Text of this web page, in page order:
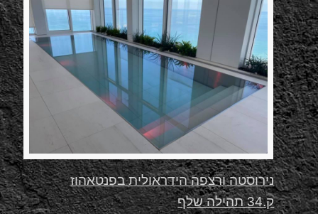
נירוסטה ורצפה הידראולית בפנטאהוז
ק.34 תהילה שלף